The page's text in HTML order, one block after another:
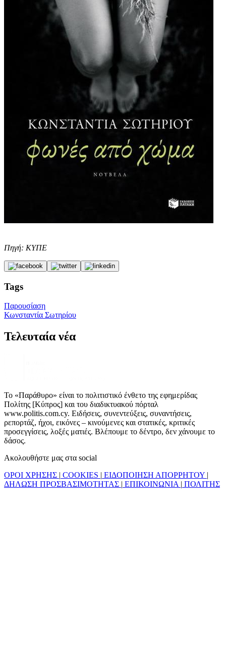
Πηγή: ΚΥΠΕ
Tags
Παρουσίαση
Κωνσταντία Σωτηρίου
Τελευταία νέα
Το «Παράθυρο» είναι το πολιτιστικό ένθετο της εφημερίδας
Πολίτης [Κύπρος] και του διαδικτυακού πόρταλ
www.politis.com.cy. Ειδήσεις, συνεντεύξεις, συναντήσεις,
ρεπορτάζ, ήχοι, εικόνες – κινούμενες και στατικές, κριτικές
προσεγγίσεις, λοξές ματιές. Βλέπουμε το δέντρο, δεν χάνουμε το
δάσος.
Ακολουθήστε μας στα social
ΟΡΟΙ ΧΡΗΣΗΣ | COOKIES | ΕΙΔΟΠΟΙΗΣΗ ΑΠΟΡΡΗΤΟΥ |
ΔΗΛΩΣΗ ΠΡΟΣΒΑΣΙΜΟΤΗΤΑΣ | ΕΠΙΚΟΙΝΩΝΙΑ | ΠΟΛΙΤΗΣ